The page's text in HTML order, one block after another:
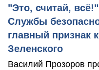
"Это, считай,
Службы
главный признак
Зеленского
Василий Прозоров